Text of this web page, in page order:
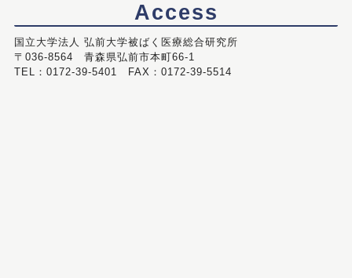
Access
国立大学法人 弘前大学被ばく医療総合研究所
〒036-8564 青森県弘前市本町66-1
TEL：0172-39-5401 FAX：0172-39-5514